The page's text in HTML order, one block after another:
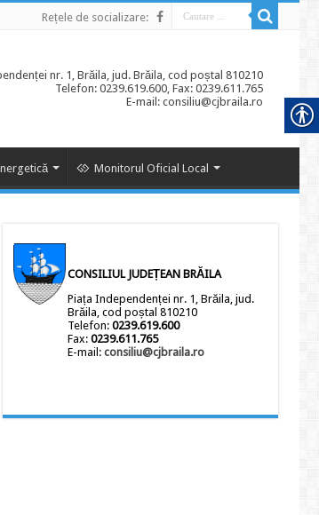
Rețele de socializare:
nr. 1, Brăila, jud. Brăila, cod poștal 810210
Telefon: 0239.619.600, Fax: 0239.611.765
E-mail: consiliu@cjbraila.ro
Monitorul Oficial Local
CONSILIUL JUDEȚEAN BRĂILA
Piața Independenței nr. 1, Brăila, jud.
Brăila, cod poștal 810210
Telefon: 0239.619.600
Fax: 0239.611.765
E-mail: consiliu@cjbraila.ro